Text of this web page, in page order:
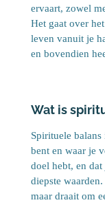
ervaart, zowel
Het gaat over
leven vanuit je
en bovendien
Wat is
Spirituele
bent en waar je
doel hebt, en
diepste
maar draait om